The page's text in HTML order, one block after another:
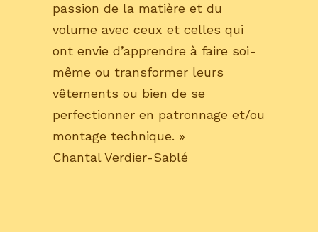
passion de la matière et du
volume avec ceux et celles qui
ont envie d’apprendre à faire soi-
même ou transformer leurs
vêtements ou bien de se
perfectionner en patronnage et/ou
montage technique. »
Chantal Verdier-Sablé